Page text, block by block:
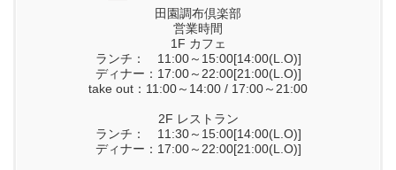
田園調布倶楽部
営業時間
1F カフェ
ランチ： 11:00～15:00[14:00(L.O)]
ディナー：17:00～22:00[21:00(L.O)]
take out：11:00～14:00 / 17:00～21:00
2F レストラン
ランチ： 11:30～15:00[14:00(L.O)]
ディナー：17:00～22:00[21:00(L.O)]